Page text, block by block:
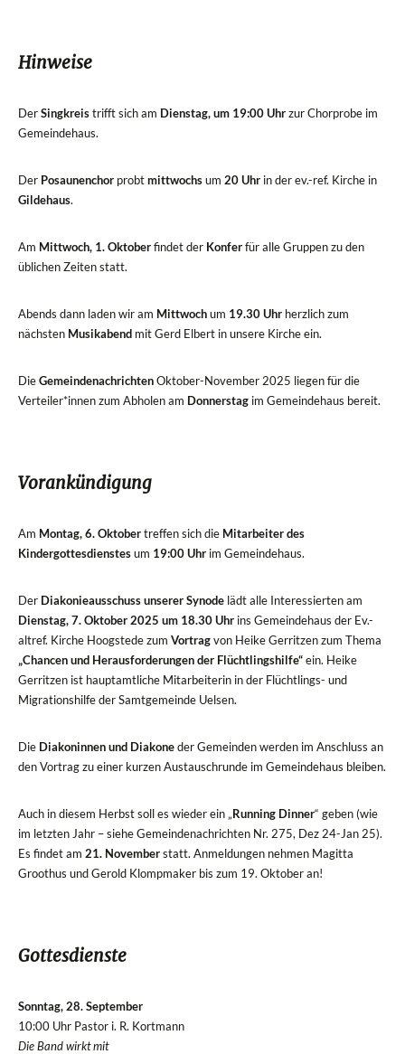
Hinweise
DerSingkreistrifft sich am Dienstag, um 19:00 Uhrzur Chorprobe im
Gemeindehaus.
Der Posaunenchor probtmittwochsum 20 Uhr in der ev.-ref. Kirche in
Gildehaus.
Am Mittwoch, 1. Oktoberfindet der Konferfür alle Gruppen zu den
üblichen Zeiten statt.
Abends dann laden wir am Mittwochum 19.30 Uhr herzlich zum
nächsten Musikabend mit Gerd Elbert in unsere Kirche ein.
DieGemeindenachrichtenOktober-November 2025 liegen für die
Verteiler*innen zum Abholen am Donnerstag im Gemeindehaus bereit.
Vorankündigung
Am Montag, 6. Oktobertreffen sich die Mitarbeiter des
Kindergottesdienstesum 19:00 Uhr im Gemeindehaus.
Der Diakonieausschuss unserer Synode lädt alle Interessierten am
Dienstag, 7. Oktober 2025 um 18.30 Uhr ins Gemeindehaus der Ev.-
altref. Kirche Hoogstede zum Vortragvon Heike Gerritzen zum Thema
„Chancen und Herausforderungen der Flüchtlingshilfe“ein. Heike
Gerritzen ist hauptamtliche Mitarbeiterin in der Flüchtlings- und
Migrationshilfe der Samtgemeinde Uelsen.
Die Diakoninnen und Diakoneder Gemeinden werden im Anschluss an
den Vortrag zu einer kurzen Austauschrunde im Gemeindehaus bleiben.
Auch in diesem Herbst soll es wieder ein „Running Dinner“ geben (wie
im letzten Jahr – siehe Gemeindenachrichten Nr. 275, Dez 24-Jan 25).
Es findet am 21. Novemberstatt. Anmeldungen nehmen Magitta
Groothus und Gerold Klompmaker bis zum 19. Oktober an!
Gottesdienste
Sonntag, 28. September
10:00 Uhr Pastor i. R. Kortmann
Die Band wirkt mit